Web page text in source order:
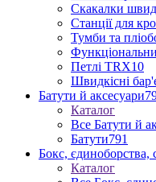
Скакалки
Станції для
Тумби та
Петлі TRX10
Швидкісні
Батути й аксесуари
Каталог
Все Батути й
Батути791
Бокс, єдиноборства,
Каталог